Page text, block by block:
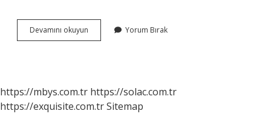
Devamını okuyun
Taharet
Yorum Bırak
https://mbys.com.tr https://solac.com.tr
https://exquisite.com.trSitemap